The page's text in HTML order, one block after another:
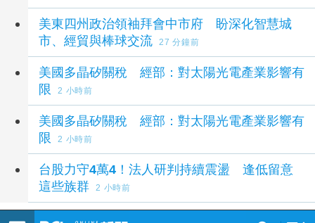
美東四州政治領袖拜會中市府 盼深化智慧城
市、經貿與棒球交流
27 分鐘前
美國多晶矽關稅 經部：對太陽光電產業影響有
限
2 小時前
美國多晶矽關稅 經部：對太陽光電產業影響有
限
2 小時前
台股力守4萬4！法人研判持續震盪 逢低留意
這些族群
2 小時前